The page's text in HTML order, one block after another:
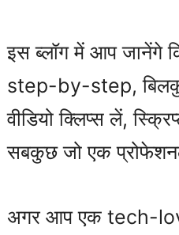
इस ब्लॉग में आप जानेंगे
step-by-step,
वीडियो क्लिप्स लें,
सबकुछ जो एक
अगर आप एक tech-